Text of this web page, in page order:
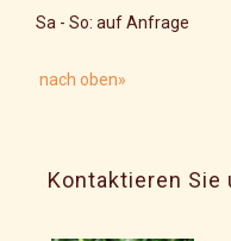
Sa - So: auf Anfrage
nach oben»
Kontaktieren Sie